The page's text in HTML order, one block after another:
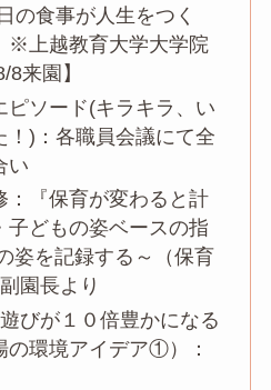
の食事が人生をつく
上越教育大学大学院
来園】
ピソード(キラキラ、い
！)：各職員会議にて全
い
：『保育が変わると計
子どもの姿ベースの指
姿を記録する～（保育
園長より
びが１０倍豊かになる
の環境アイデア①）：